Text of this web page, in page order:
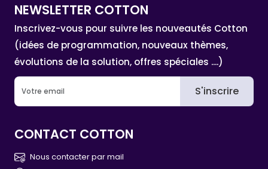
NEWSLETTER COTTON
Inscrivez-vous pour suivre les nouveautés Cotton
(idées de programmation, nouveaux thèmes,
évolutions de la solution, offres spéciales ....)
S'inscrire
CONTACT COTTON
Nous contacter par mail